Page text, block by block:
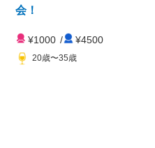
会！
¥1000 / ¥4500
20歳〜35歳